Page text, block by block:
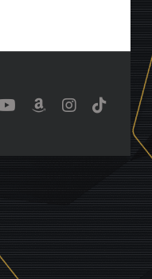
YouTubeBenutzerdefiniert
Instagram
Tiktok